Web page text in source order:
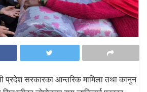
प्रदेश सरकारका आन्तरिक मामिला तथा कानुन